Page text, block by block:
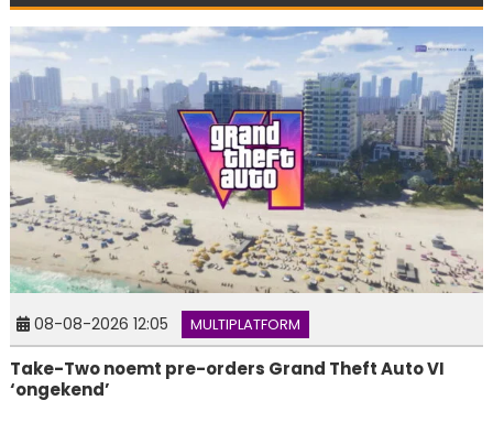
08-08-2026 12:05 MULTIPLATFORM
Take-Two noemt pre-orders Grand Theft Auto VI
‘ongekend’